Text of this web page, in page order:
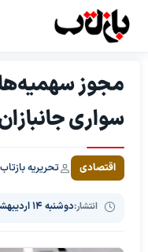
مجوز
سواری
اقتصادی تحریریه بازتاب
انتشار:دوشنبه ۱۴ اردیبهشت ۱۴۰۵، ساعت ۱۱:۳۵